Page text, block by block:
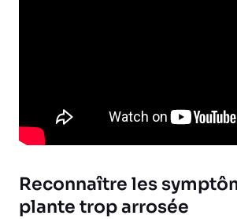
Reconnaître les
plante trop arrosée